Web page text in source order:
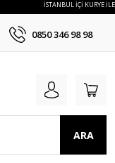
İSTANBUL İÇİ KURYE
0850 346 98 98
ARA